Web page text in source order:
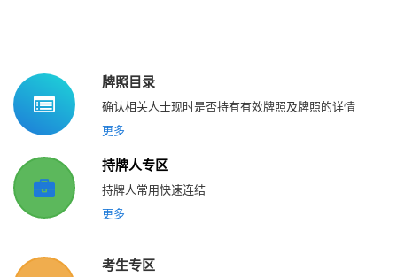
牌照目录
确认相关人士现时是否持有有效牌照及牌照的详情
更多
持牌人专区
持牌人常用快速连结
更多
考生专区